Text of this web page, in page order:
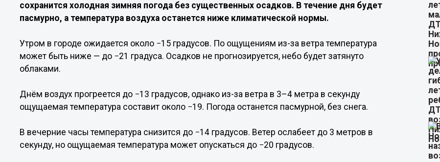
сохранится холодная зимняя погода без существенных осадков. В течение дня будет
пасмурно, а температура воздуха останется ниже климатической нормы.
Утром в городе ожидается около −15 градусов. По ощущениям из-за ветра температура
может быть ниже — до −21 градуса. Осадков не прогнозируется, небо будет затянуто
облаками.
Днём воздух прогреется до −13 градусов, однако из-за ветра в 3–4 метра в секунду
ощущаемая температура составит около −19. Погода останется пасмурной, без снега.
В вечерние часы температура снизится до −14 градусов. Ветер ослабеет до 3 метров в
секунду, но ощущаемая температура может опускаться до −20 градусов.